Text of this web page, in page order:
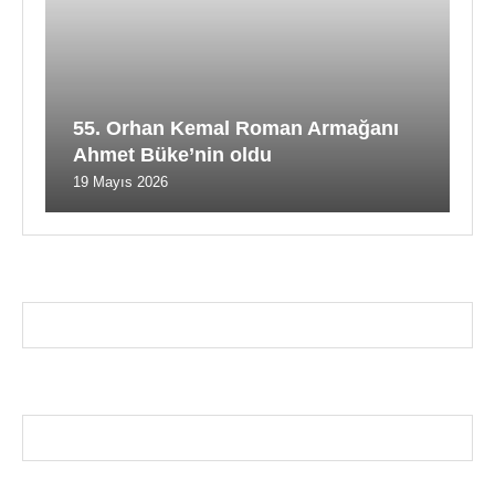
55. Orhan Kemal Roman Armağanı
Ahmet Büke’nin oldu
19 Mayıs 2026